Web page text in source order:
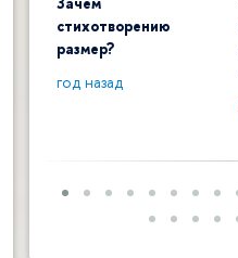
стихотворению
размер?
год назад